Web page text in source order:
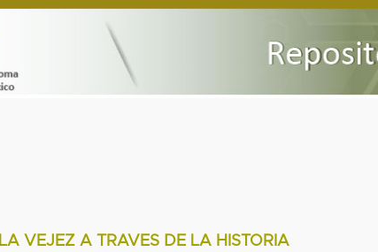
LA VEJEZ A TRAVES DE LA HISTORIA